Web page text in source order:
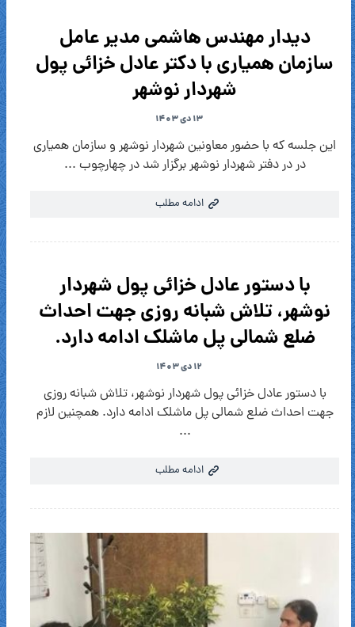
دیدار مهندس هاشمی مدیر عامل
سازمان همیاری با دکتر عادل خزائی پول
شهردار نوشهر
۱۳ دی ۱۴۰۳
این جلسه که با حضور معاونین شهردار نوشهر و سازمان همیاری
در در دفتر شهردار نوشهر برگزار شد در چهارچوب ...
ادامه مطلب
با دستور عادل خزائی پول شهردار
نوشهر، تلاش شبانه روزی جهت احداث
ضلع شمالی پل ماشلک ادامه دارد.
۱۲ دی ۱۴۰۳
با دستور عادل خزائی پول شهردار نوشهر، تلاش شبانه روزی
جهت احداث ضلع شمالی پل ماشلک ادامه دارد. همچنین لازم
...
ادامه مطلب